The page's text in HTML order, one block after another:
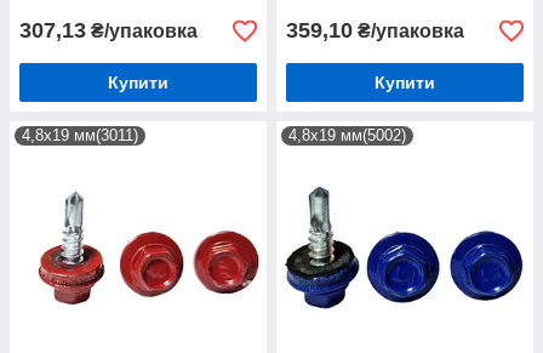
307,13 ₴/упаковка
Купити
359,10 ₴/упаковка
Купити
4,8х19 мм(3011) 4,8х19 мм(5002)